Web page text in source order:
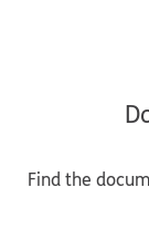
Find the